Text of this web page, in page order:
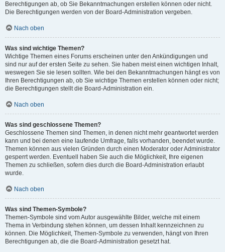
Berechtigungen ab, ob Sie Bekanntmachungen erstellen können oder nicht.
Die Berechtigungen werden von der Board-Administration vergeben.
Nach oben
Was sind wichtige Themen?
Wichtige Themen eines Forums erscheinen unter den Ankündigungen und
sind nur auf der ersten Seite zu sehen. Sie haben meist einen wichtigen Inhalt,
weswegen Sie sie lesen sollten. Wie bei den Bekanntmachungen hängt es von
Ihren Berechtigungen ab, ob Sie wichtige Themen erstellen können oder nicht;
die Berechtigungen stellt die Board-Administration ein.
Nach oben
Was sind geschlossene Themen?
Geschlossene Themen sind Themen, in denen nicht mehr geantwortet werden
kann und bei denen eine laufende Umfrage, falls vorhanden, beendet wurde.
Themen können aus vielen Gründen durch einen Moderator oder Administrator
gesperrt werden. Eventuell haben Sie auch die Möglichkeit, Ihre eigenen
Themen zu schließen, sofern dies durch die Board-Administration erlaubt
wurde.
Nach oben
Was sind Themen-Symbole?
Themen-Symbole sind vom Autor ausgewählte Bilder, welche mit einem
Thema in Verbindung stehen können, um dessen Inhalt kennzeichnen zu
können. Die Möglichkeit, Themen-Symbole zu verwenden, hängt von Ihren
Berechtigungen ab, die die Board-Administration gesetzt hat.